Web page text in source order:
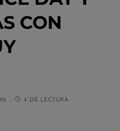
CON
4' DE LECTURA